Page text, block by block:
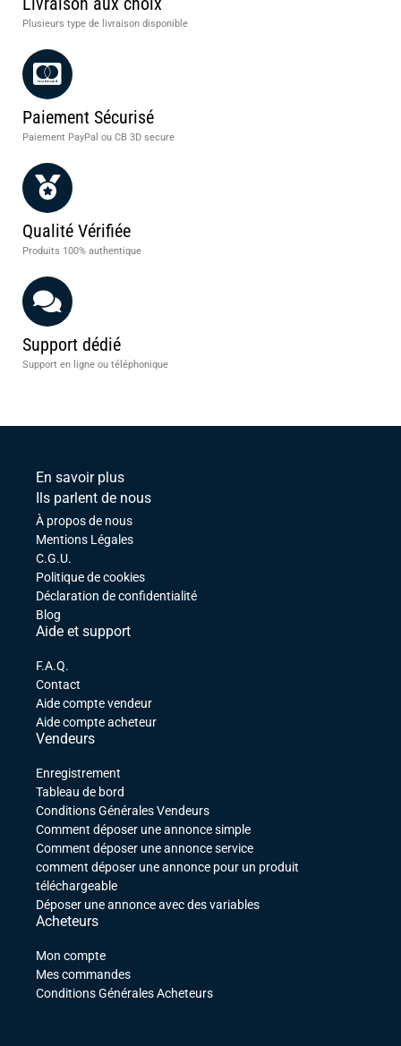
Plusieurs type de livraison disponible
Paiement Sécurisé
Paiement PayPal ou CB 3D secure
Qualité Vérifiée
Produits 100% authentique
Support dédié
Support en ligne ou téléphonique
En savoir plus
Ils parlent de nous
À propos de nous
Mentions Légales
C.G.U.
Politique de cookies
Déclaration de confidentialité
Blog
Aide et support
F.A.Q.
Contact
Aide compte vendeur
Aide compte acheteur
Vendeurs
Enregistrement
Tableau de bord
Conditions Générales Vendeurs
Comment déposer une annonce simple
Comment déposer une annonce service
comment déposer une annonce pour un produit
téléchargeable
Déposer une annonce avec des variables
Acheteurs
Mon compte
Mes commandes
Conditions Générales Acheteurs